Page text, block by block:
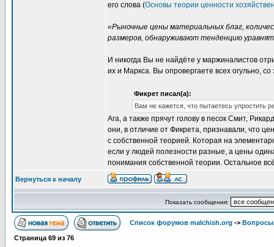
его слова (Основы теории ценности
«Рыночные цены материальных благ,
размеров, обнаруживают тенденцию
И никогда Вы не найдёте у маржиналистов
их и Маркса. Вы опровергаете всех огульно,
Фикрет писал(а):
Вам не кажется, что пытаетесь упростить
Ага, а также прячут голову в песок Смит,
они, в отличие от Фикрета, признавали, что
с собственной теорией. Которая на
если у людей полезности разные, а цены
понимания собственной теории. Остальное
Вернуться к началу
Показать сообщения:
Список форумов malchish.org -> Вопросы
Страница 69 из 76